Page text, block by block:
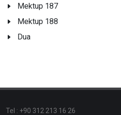
Mektup 187
Mektup 188
Dua
Tel : +90 312 213 16 26